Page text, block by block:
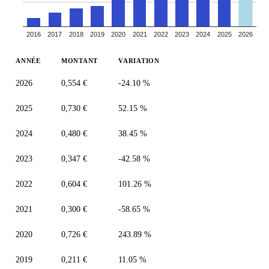
2016 2017 2018 2019 2020 2021 2022 2023 2024 2025 2026
ANNÉE MONTANT VARIATION
2026 0,554 € -24.10 %
2025 0,730 € 52.15 %
2024 0,480 € 38.45 %
2023 0,347 € -42.58 %
2022 0,604 € 101.26 %
2021 0,300 € -58.65 %
2020 0,726 € 243.89 %
2019 0,211 € 11.05 %